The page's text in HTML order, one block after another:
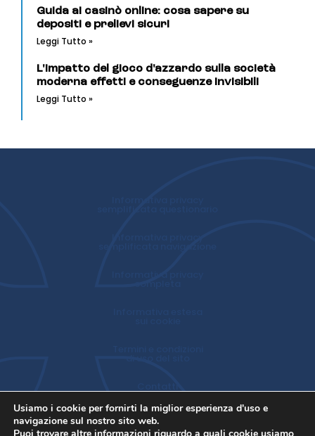
Guida ai casinò online: cosa sapere su
depositi e prelievi sicuri
Leggi Tutto »
L'impatto del gioco d'azzardo sulla società
moderna effetti e conseguenze invisibili
Leggi Tutto »
Usiamo i cookie per fornirti la miglior esperienza d'uso e
navigazione sul nostro sito web.